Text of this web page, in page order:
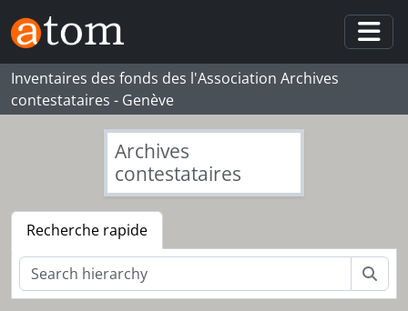
Skip to main content
Inventaires des fonds des l'Association Archives
contestataires - Genève
Archives
contestataires
Recherche rapide